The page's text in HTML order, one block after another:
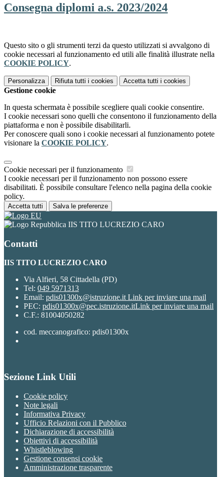
Consegna diplomi a.s. 2023/2024
Questo sito o gli strumenti terzi da questo utilizzati si avvalgono di
cookie necessari al funzionamento ed utili alle finalità illustrate nella
COOKIE POLICY.
Personalizza Rifiuta tutti i cookies Accetta tutti i cookies
Gestione cookie
In questa schermata è possibile scegliere quali cookie consentire.
I cookie necessari sono quelli che consentono il funzionamento della
piattaforma e non è possibile disabilitarli.
Per conoscere quali sono i cookie necessari al funzionamento potete
visionare la COOKIE POLICY.
Cookie necessari per il funzionamento
I cookie necessari per il funzionamento non possono essere
disabilitati. È possibile consultare l'elenco nella pagina della cookie
policy.
Accetta tutti Salva le preferenze
IIS TITO LUCREZIO CARO
Contatti
IIS TITO LUCREZIO CARO
Via Alfieri, 58 Cittadella (PD)
Tel: 049 5971313
Email: pdis01300x@istruzione.it Link per inviare una mail
PEC: pdis01300x@pec.istruzione.itLink per inviare una mail
C.F.: 81004050282
cod. meccanografico: pdis01300x
Sezione Link Utili
Cookie policy
Note legali
Informativa Privacy
Ufficio Relazioni con il Pubblico
Dichiarazione di accessibilità
Obiettivi di accessibilità
Whistleblowing
Gestione consensi cookie
Amministrazione trasparente